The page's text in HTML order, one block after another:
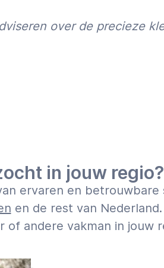
over de precieze
in jouw regio?
ervaren en betrouwbare
en de rest van
of andere vakman in jouw